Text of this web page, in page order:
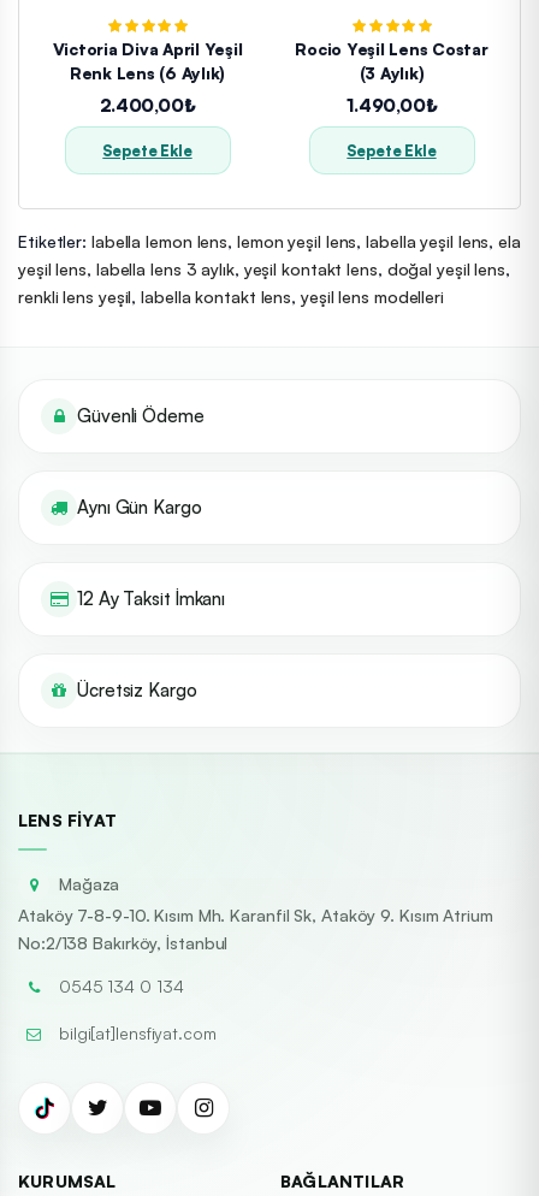
Victoria Diva April Yeşil
Renk Lens (6 Aylık)
2.400,00₺
Sepete Ekle
Rocio Yeşil Lens Costar
(3 Aylık)
1.490,00₺
Sepete Ekle
Etiketler: labella lemon lens, lemon yeşil lens,labella yeşil lens,ela
yeşil lens, labella lens 3 aylık, yeşil kontakt lens, doğal yeşil lens,
renkli lens yeşil,labella kontakt lens, yeşil lens modelleri
Güvenli Ödeme
Aynı Gün Kargo
12 Ay Taksit İmkanı
Ücretsiz Kargo
LENS FIYAT
Mağaza
Ataköy 7-8-9-10. Kısım Mh. Karanfil Sk, Ataköy 9. Kısım Atrium
No:2/138 Bakırköy, İstanbul
0545 134 0 134
bilgi[at]lensfiyat.com
KURUMSAL BAĞLANTILAR